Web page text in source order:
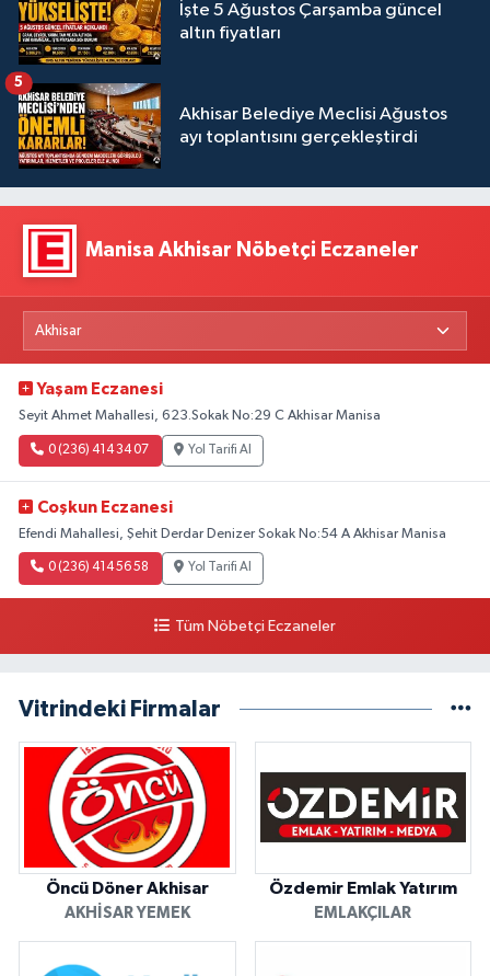
İşte 5 Ağustos Çarşamba güncel
altın fiyatları
Akhisar Belediye Meclisi Ağustos
ayı toplantısını gerçekleştirdi
5
Manisa Akhisar Nöbetçi Eczaneler
Yaşam Eczanesi
Seyit Ahmet Mahallesi, 623.Sokak No:29 C Akhisar Manisa
0 (236) 414 34 07 Yol Tarifi Al
Coşkun Eczanesi
Efendi Mahallesi, Şehit Derdar Denizer Sokak No:54 A Akhisar Manisa
0 (236) 414 56 58 Yol Tarifi Al
Tüm Nöbetçi Eczaneler
Vitrindeki Firmalar
Öncü Döner Akhisar
AKHISAR YEMEK
Özdemir Emlak Yatırım
EMLAKÇILAR